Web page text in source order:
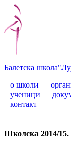
Балетска школа
о школи
ученици
контакт
Школска 2014/15.